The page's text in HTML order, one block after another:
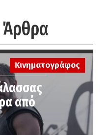
Άρθρα
Κινηματογράφος
από